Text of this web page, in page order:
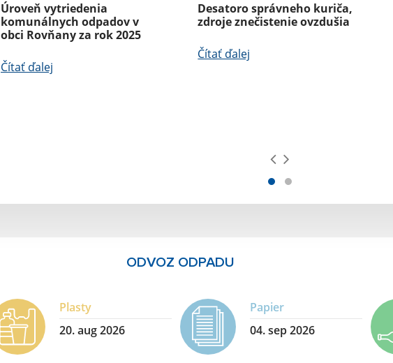
Úroveň vytriedenia
komunálnych odpadov v
obci Rovňany za rok 2025
Čítať ďalej
Desatoro správneho kuriča,
zdroje znečistenie ovzdušia
Čítať ďalej
ODVOZ ODPADU
Plasty
20. aug 2026
Papier
04. sep 2026